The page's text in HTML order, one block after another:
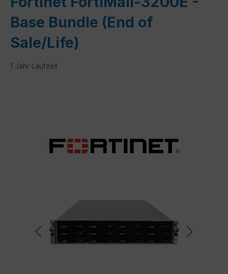
Base Bundle (End of
Sale/Life)
1 Jahr Laufzeit